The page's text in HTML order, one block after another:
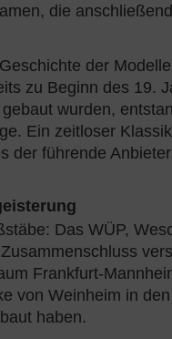
die
der
zu Beginn des 19.
wurden,
Ein zeitloser
der führende
Das WÜP,
Frankfurt-
von Weinheim in
haben.